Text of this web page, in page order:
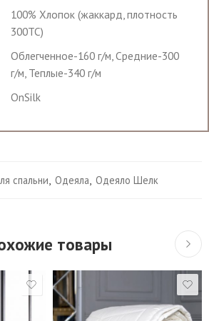
100% Хлопок (жаккард, плотность
300ТС)
Облегченное-160 г/м, Средние-300
г/м, Теплые-340 г/м
OnSilk
спальни, Одеяла, Одеяло Шелк
товары